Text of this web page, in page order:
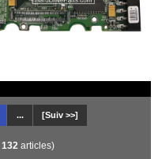
... [Suiv >>]
132 articles)